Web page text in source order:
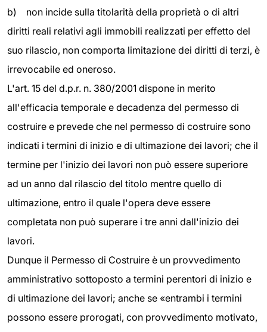
b)
non incide sulla titolarità della proprietà o di altri
diritti reali relativi agli immobili realizzati per effetto del
suo rilascio, non comporta limitazione dei diritti di terzi, è
irrevocabile ed oneroso.
L'art. 15 del d.p.r. n. 380/2001 dispone in merito
all'efficacia temporale e decadenza del permesso di
costruire e prevede che nel permesso di costruire sono
indicati i termini di inizio e di ultimazione dei lavori; che il
termine per l'inizio dei lavori non può essere superiore
ad un anno dal rilascio del titolo mentre quello di
ultimazione, entro il quale l'opera deve essere
completata non può superare i tre anni dall'inizio dei
lavori.
Dunque il Permesso di Costruire è un provvedimento
amministrativo sottoposto a termini perentori di inizio e
di ultimazione dei lavori; anche se «entrambi i termini
possono essere prorogati, con provvedimento motivato,